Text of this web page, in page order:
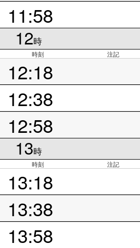
11:58
12時
時刻 注記
12:18
12:38
12:58
13時
時刻 注記
13:18
13:38
13:58